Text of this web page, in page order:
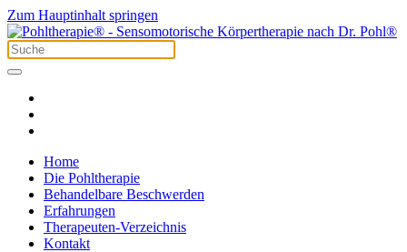
Zum Hauptinhalt springen
Home
Die Pohltherapie
Behandelbare Beschwerden
Erfahrungen
Therapeuten-Verzeichnis
Kontakt